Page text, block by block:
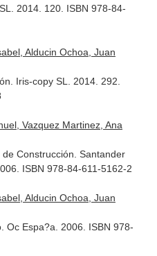
2014. 120. ISBN 978-84-
Alducin Ochoa, Juan
Iris-copy SL. 2014. 292.
Vazquez Martinez, Ana
Construcción. Santander
ISBN 978-84-611-5162-2
Alducin Ochoa, Juan
Oc Espa?a. 2006. ISBN 978-